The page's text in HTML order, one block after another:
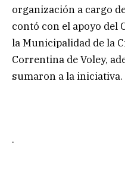
organización a cargo
contó con el apoyo del
la Municipalidad de la
Correntina de Voley,
sumaron a la iniciativa.
.